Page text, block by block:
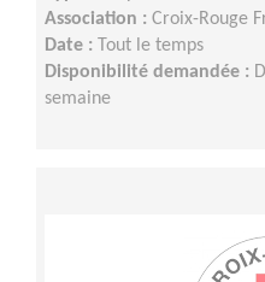
Association : Croix-Rouge
Date : Tout le temps
Disponibilité demandée :
semaine